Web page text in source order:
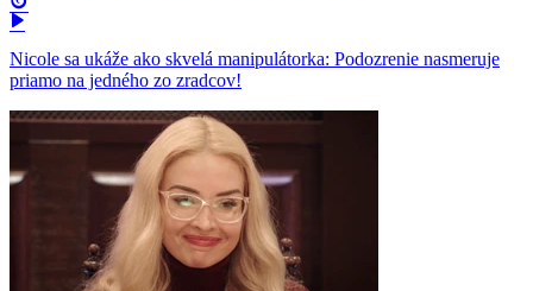
Nicole sa ukáže ako skvelá manipulátorka: Podozrenie nasmeruje
priamo na jedného zo zradcov!